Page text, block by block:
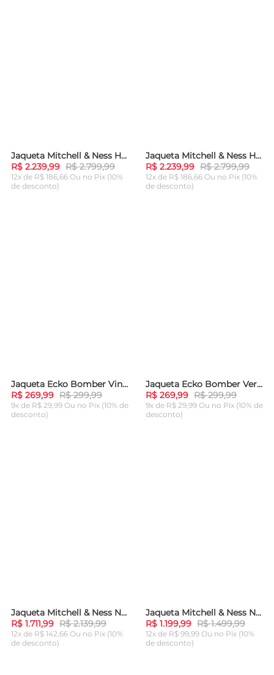
-20%Jaqueta Mitchell & Ness HOF M&N Satin Jacket Miami Heat Dwyane Wade Preta
R$ 2.239,99 R$ 2.799,99
12x de R$ 186,66 Ou no Pix (10%
de desconto)
-20%Jaqueta Mitchell & Ness HOF N&N Satin Jacket Los Angeles Lakers Pau Gasol Roxa
R$ 2.239,99 R$ 2.799,99
12x de R$ 186,66 Ou no Pix (10%
de desconto)
-10%Jaqueta Ecko Bomber Vinho
R$ 269,99 R$ 299,99
9x de R$ 29,99 Ou no Pix (10% de
desconto)
-10%Jaqueta Ecko Bomber Verde
R$ 269,99 R$ 299,99
9x de R$ 29,99 Ou no Pix (10% de
desconto)
-20%Jaqueta Mitchell & Ness NBA Authentic Warm Up Jacket New York Knicks 1996-97 Azul Royal
R$ 1.711,99 R$ 2.139,99
12x de R$ 142,66 Ou no Pix (10%
de desconto)
-20%Jaqueta Mitchell & Ness NBA Big Face 4.0 Satin Jacket Boston Celtics Preta
R$ 1.199,99 R$ 1.499,99
12x de R$ 99,99 Ou no Pix (10%
de desconto)